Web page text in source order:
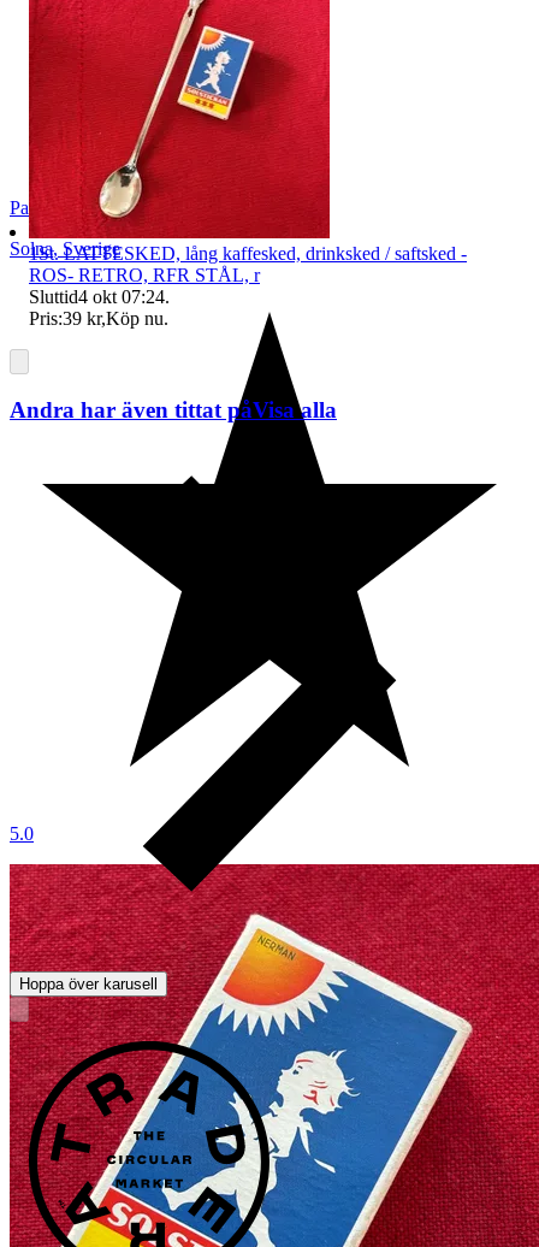
Pat123456
Solna, Sverige
5.0
1St. LATTESKED, lång kaffesked, drinksked / saftsked -
ROS- RETRO, RFR STÅL, r
Sluttid4 okt 07:24.
Pris:39 kr,Köp nu.
Andra har även tittat påVisa alla
Hoppa över karusell